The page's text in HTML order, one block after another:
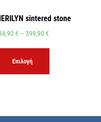
sintered stone
€ – 399,90 €
Επιλογή